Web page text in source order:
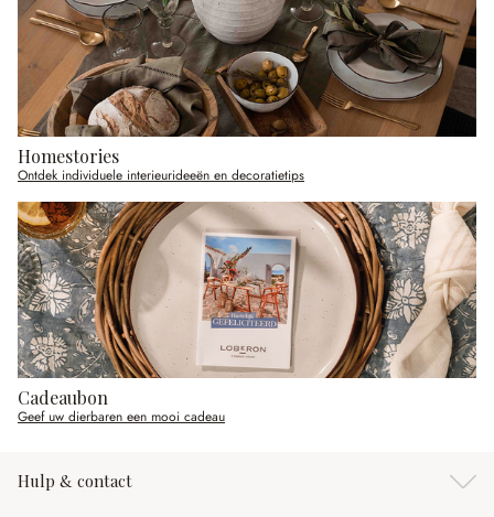
Homestories
Ontdek individuele interieurideeën en decoratietips
Cadeaubon
Geef uw dierbaren een mooi cadeau
Hulp & contact